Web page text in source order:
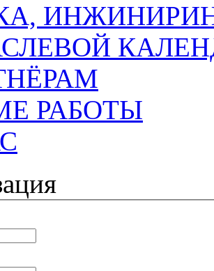
РАБОТЫ